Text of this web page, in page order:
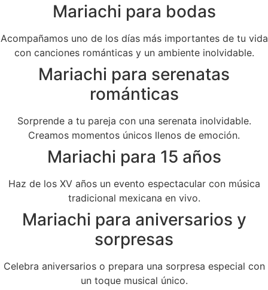
Mariachi para bodas
Acompañamos uno de los días más importantes de tu vida
con canciones románticas y un ambiente inolvidable.
Mariachi para serenatas
románticas
Sorprende a tu pareja con una serenata inolvidable.
Creamos momentos únicos llenos de emoción.
Mariachi para 15 años
Haz de los XV años un evento espectacular con música
tradicional mexicana en vivo.
Mariachi para aniversarios y
sorpresas
Celebra aniversarios o prepara una sorpresa especial con
un toque musical único.